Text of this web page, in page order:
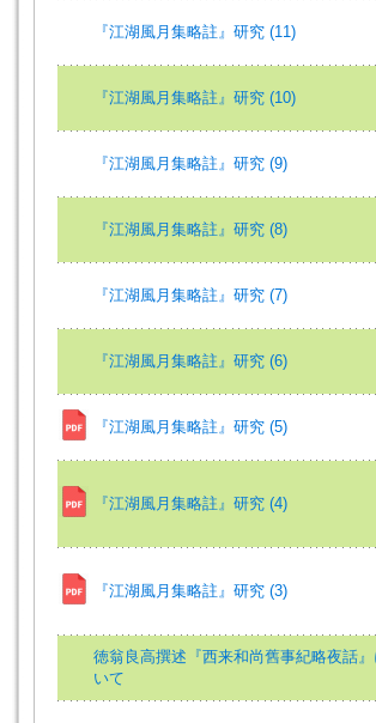
『江湖風月集略註』研究 (11)
『江湖風月集略註』研究 (10)
『江湖風月集略註』研究 (9)
『江湖風月集略註』研究 (8)
『江湖風月集略註』研究 (7)
『江湖風月集略註』研究 (6)
『江湖風月集略註』研究 (5)
『江湖風月集略註』研究 (4)
『江湖風月集略註』研究 (3)
徳翁良高撰述『西来和尚舊事紀略夜話』
いて